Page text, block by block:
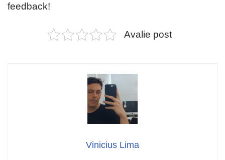
feedback!
Avalie post
Vinicius Lima